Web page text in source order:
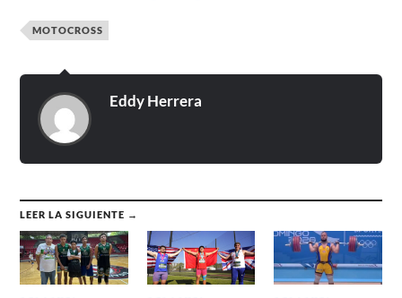
MOTOCROSS
Eddy Herrera
LEER LA SIGUIENTE →